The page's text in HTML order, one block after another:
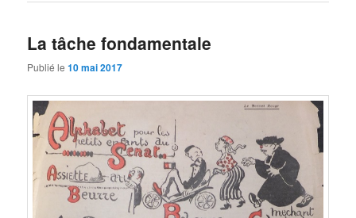
La tâche fondamentale
Publié le10 mai 2017